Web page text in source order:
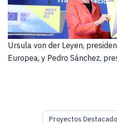
Ursula von der Leyen,
Europea, y Pedro Sánchez,
Proyectos